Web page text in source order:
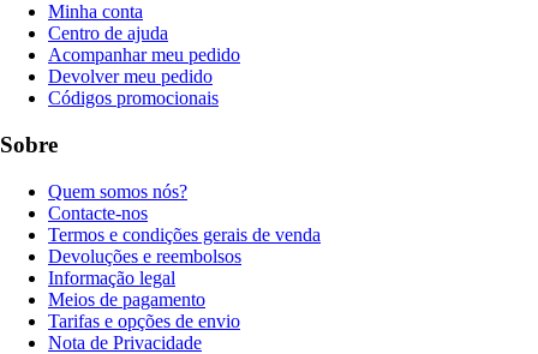
Minha conta
Centro de ajuda
Acompanhar meu pedido
Devolver meu pedido
Códigos promocionais
Sobre
Quem somos nós?
Contacte-nos
Termos e condições gerais de venda
Devoluções e reembolsos
Informação legal
Meios de pagamento
Tarifas e opções de envio
Nota de Privacidade